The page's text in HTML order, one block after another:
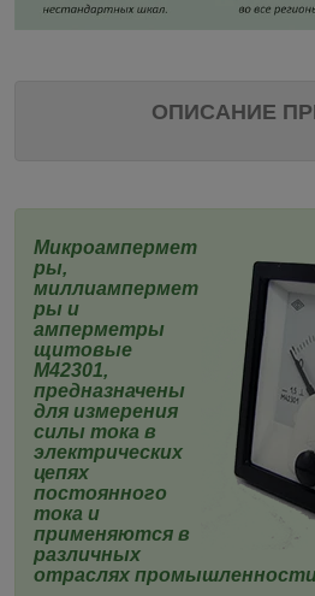
ОПИСАНИЕ
Микроампермет
ры,
миллиампермет
ры и
амперметры
щитовые
М42301,
предназначены
для измерения
силы тока в
электрических
цепях
постоянного
тока и
применяются в
различных
отраслях